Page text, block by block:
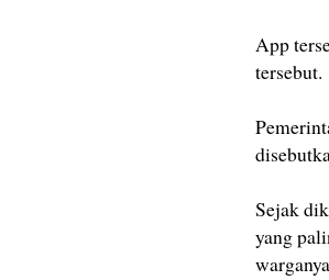
App
tersebut.
Sejak
yang